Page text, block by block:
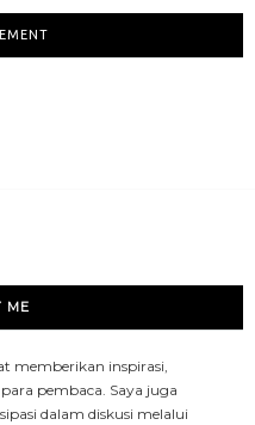
ME
memberikan inspirasi,
pembaca. Saya juga
dalam diskusi melalui